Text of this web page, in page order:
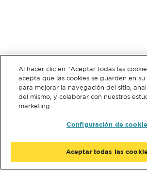
Al hacer clic en “Aceptar todas las
acepta que las cookies se guarden en
para mejorar la navegación del sitio,
del mismo, y colaborar con nuestros
marketing.
Configuración de
Aceptar todas las